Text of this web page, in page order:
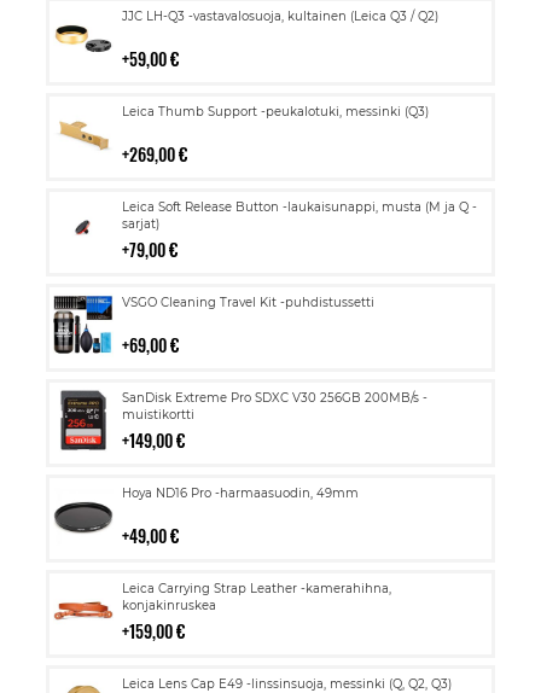
JJC LH-Q3 -vastavalosuoja, kultainen (Leica Q3 / Q2)
59,00 €
Lisää
Leica Thumb Support -peukalotuki, messinki (Q3)
269,00 €
Lisää
Leica Soft Release Button -laukaisunappi, musta (M ja Q -
sarjat)
79,00 €
Lisää
ostoskoriin
VSGO Cleaning Travel Kit -puhdistussetti
69,00 €
Lisää
SanDisk Extreme Pro SDXC V30 256GB 200MB/s -
muistikortti
149,00 €
Lisää
ostoskoriin
Hoya ND16 Pro -harmaasuodin, 49mm
49,00 €
Lisää
Leica Carrying Strap Leather -kamerahihna,
konjakinruskea
159,00 €
Lisää
ostoskoriin
Leica Lens Cap E49 -linssinsuoja, messinki (Q, Q2, Q3)
Lisää